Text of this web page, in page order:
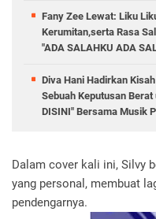
Fany Zee Lewat: Liku
Kerumitan,serta Rasa
"ADA SALAHKU ADA
Diva Hani Hadirkan
Sebuah Keputusan
DISINI" Bersama Musik
Dalam cover kali ini, Silvy
yang personal, membuat
pendengarnya.